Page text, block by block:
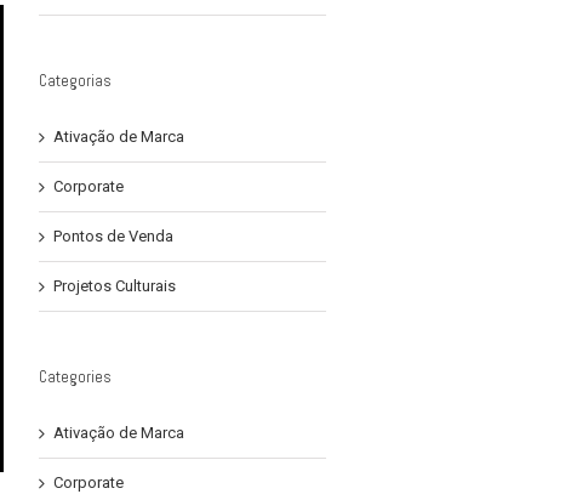
Categorias
Ativação de Marca
Corporate
Pontos de Venda
Projetos Culturais
Categories
Ativação de Marca
Corporate